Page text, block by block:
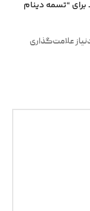
“تسمه دینام
علامت‌گذاری